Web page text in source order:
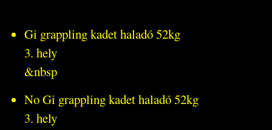
Gi grappling kadet haladó 52kg
3. hely
&nbsp
No Gi grappling kadet haladó 52kg
3. hely